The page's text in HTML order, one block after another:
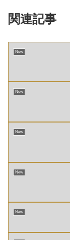
関連記事
New
New
New
New
New